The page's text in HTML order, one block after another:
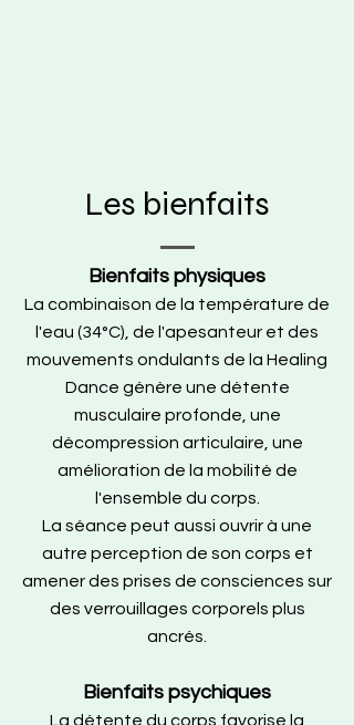
Les bienfaits
Bienfaits physiques
La combinaison de la température de
l'eau (34°C), de l'apesanteur et des
mouvements ondulants de la Healing
Dance génère une détente
musculaire profonde, une
décompression articulaire, une
amélioration de la mobilité de
l'ensemble du corps.
La séance peut aussi ouvrir à une
autre perception de son corps et
amener des prises de consciences sur
des verrouillages corporels plus
ancrés.
Bienfaits psychiques
La détente du corps favorise la